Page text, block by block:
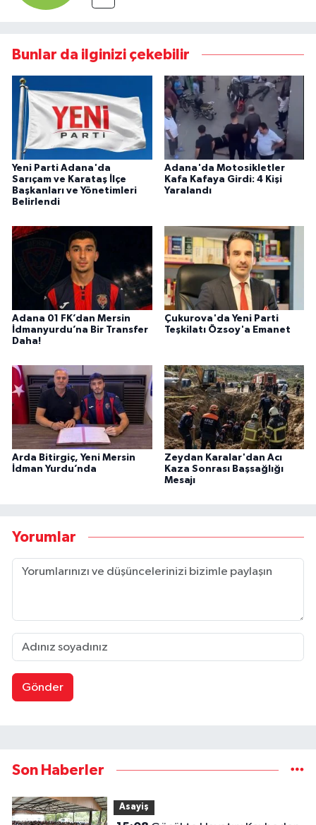
Bunlar da ilginizi çekebilir
Yeni Parti Adana'da
Sarıçam ve Karataş İlçe
Başkanları ve Yönetimleri
Belirlendi
Adana'da Motosikletler
Kafa Kafaya Girdi: 4 Kişi
Yaralandı
Adana 01 FK’dan Mersin
İdmanyurdu’na Bir Transfer
Daha!
Çukurova'da Yeni Parti
Teşkilatı Özsoy'a Emanet
Arda Bitirgiç, Yeni Mersin
İdman Yurdu’nda
Zeydan Karalar'dan Acı
Kaza Sonrası Başsağlığı
Mesajı
Yorumlar
Gönder
Son Haberler
Asayiş